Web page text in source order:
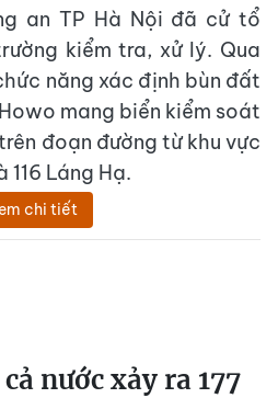
an TP Hà Nội đã cử tổ
kiểm tra, xử lý. Qua
năng xác định bùn đất
mang biển kiểm soát
đoạn đường từ khu vực
116 Láng Hạ.
chi tiết
nước xảy ra 177